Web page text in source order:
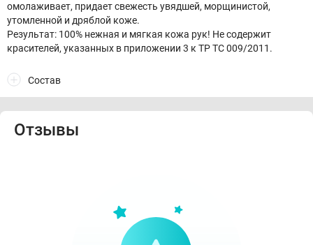
омолаживает, придает свежесть увядшей, морщинистой,
утомленной и дряблой коже.
Результат: 100% нежная и мягкая кожа рук! Не содержит
красителей, указанных в приложении 3 к ТР ТС 009/2011.
Состав
Отзывы